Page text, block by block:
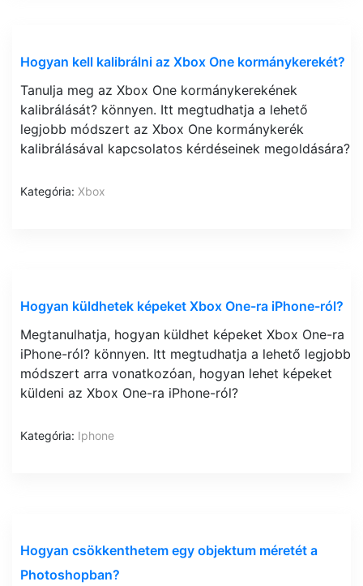
Hogyan kell kalibrálni az Xbox One kormánykerekét?
Tanulja meg az Xbox One kormánykerekének
kalibrálását? könnyen. Itt megtudhatja a lehető
legjobb módszert az Xbox One kormánykerék
kalibrálásával kapcsolatos kérdéseinek megoldására?
Kategória: Xbox
Hogyan küldhetek képeket Xbox One-ra iPhone-ról?
Megtanulhatja, hogyan küldhet képeket Xbox One-ra
iPhone-ról? könnyen. Itt megtudhatja a lehető legjobb
módszert arra vonatkozóan, hogyan lehet képeket
küldeni az Xbox One-ra iPhone-ról?
Kategória: Iphone
Hogyan csökkenthetem egy objektum méretét a
Photoshopban?